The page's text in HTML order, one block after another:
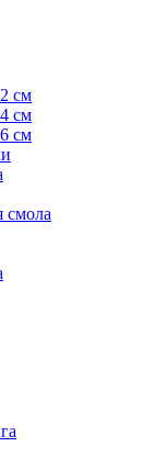
см
см
см
смола